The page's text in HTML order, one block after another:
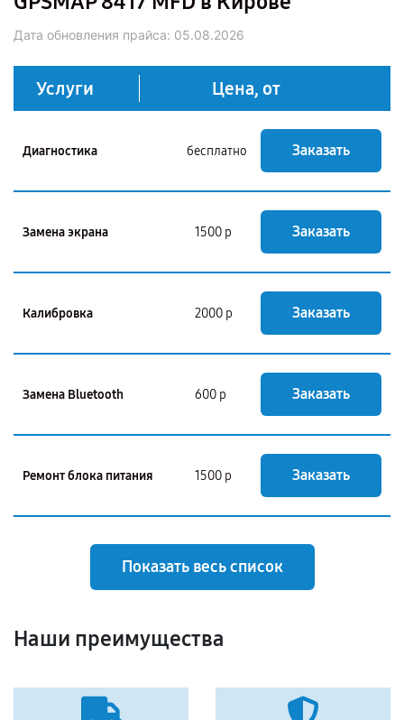
Дата обновления прайса: 05.08.2026
Услуги Цена, от
Диагностика бесплатно Заказать
Замена экрана 1500 р Заказать
Калибровка 2000 р Заказать
Замена Bluetooth 600 р Заказать
Ремонт блока питания 1500 р Заказать
Показать весь список
Наши преимущества